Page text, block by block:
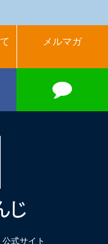
メルマガ
式サイト